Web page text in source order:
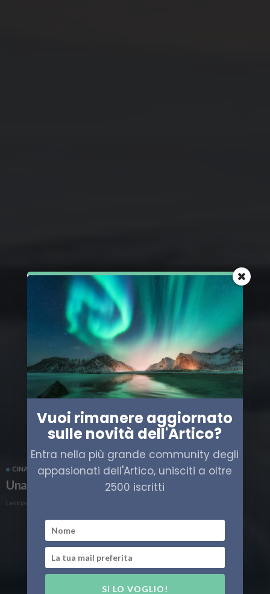
CINA ENERGIA SHIPPING TRASPORTO
Una via della seta “polare” per la cina
Leonardo Parigi
Vuoi rimanere aggiornato
sulle novità dell'Artico?
Entra nella più grande community degli
appasionati dell'Artico, unisciti a oltre
2500 iscritti
SI LO VOGLIO!